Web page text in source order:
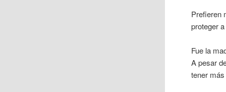
Prefieren
proteger
Fue la
A pesar
tener